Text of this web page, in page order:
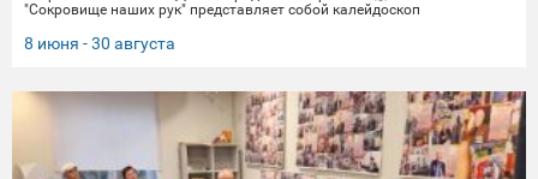
"Сокровище наших рук" представляет собой калейдоскоп
выполнены мастерами и профессионалами своего дела -
сотрудниками Дома народного творчества. Посетить выставку
8 июня - 30 августа